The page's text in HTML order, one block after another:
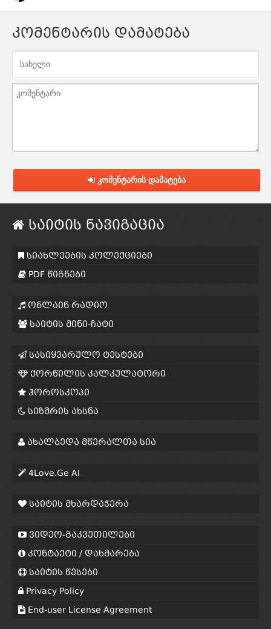
კომენტარის დამატება
კომენტარის დამატება
საიტის ნავიგაცია
სიახლეების კოლექციები
PDF წიგნები
ონლაინ რადიო
საიტის მინი-ჩატი
სასიყვარულო ტესტები
ქორწილის კალკულატორი
ჰოროსკოპი
სიზმრის ახსნა
ახალბედა მწერალთა სია
4Love.Ge AI
საიტის მხარდაჭერა
ვიდეო-გაკვეთილები
კონტაქტი / დახმარება
საიტის წესები
Privacy Policy
End-user License Agreement